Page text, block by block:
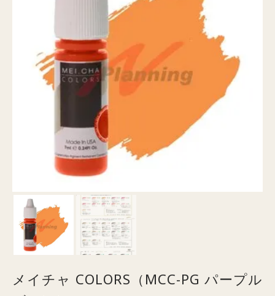
メイチャ COLORS（MCC-PG パープル